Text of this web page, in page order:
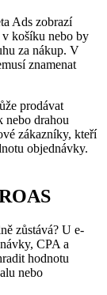
Ads zobrazí
košíku nebo by
za nákup. V
znamenat
prodávat
nebo drahou
zákazníky, kteří
objednávky.
zůstává? U e-
CPA a
hodnotu
nebo